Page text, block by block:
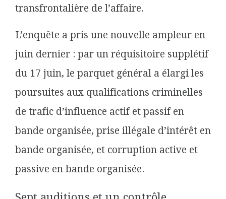
transfrontalière de l’affaire.
L’enquête a pris une nouvelle ampleur en
juin dernier : par un réquisitoire supplétif
du 17 juin, le parquet général a élargi les
poursuites aux qualifications criminelles
de trafic d’influence actif et passif en
bande organisée, prise illégale d’intérêt en
bande organisée, et corruption active et
passive en bande organisée.